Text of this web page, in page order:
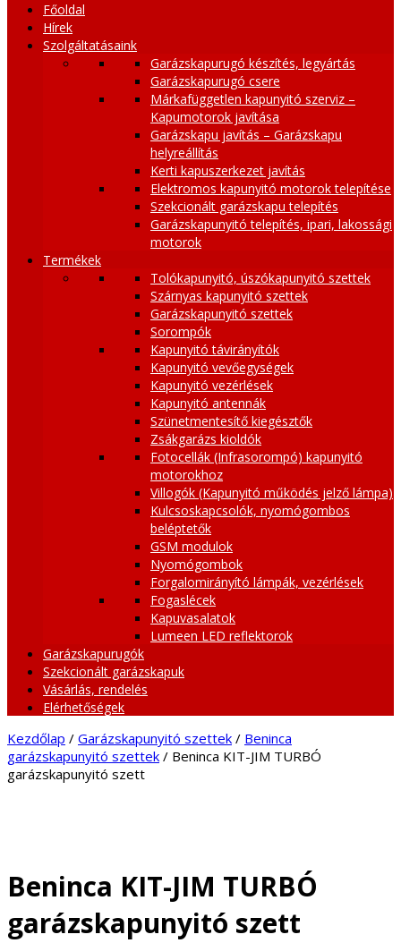
Főoldal
Hírek
Szolgáltatásaink
Garázskapurugó készítés, legyártás
Garázskapurugó csere
Márkafüggetlen kapunyitó szerviz –
Kapumotorok javítása
Garázskapu javítás – Garázskapu
helyreállítás
Kerti kapuszerkezet javítás
Elektromos kapunyitó motorok telepítése
Szekcionált garázskapu telepítés
Garázskapunyitó telepítés, ipari, lakossági
motorok
Termékek
Tolókapunyitó, úszókapunyitó szettek
Szárnyas kapunyitó szettek
Garázskapunyitó szettek
Sorompók
Kapunyitó távirányítók
Kapunyitó vevőegységek
Kapunyitó vezérlések
Kapunyitó antennák
Szünetmentesítő kiegésztők
Zsákgarázs kioldók
Fotocellák (Infrasorompó) kapunyitó
motorokhoz
Villogók (Kapunyitó működés jelző lámpa)
Kulcsoskapcsolók, nyomógombos
beléptetők
GSM modulok
Nyomógombok
Forgalomirányító lámpák, vezérlések
Fogaslécek
Kapuvasalatok
Lumeen LED reflektorok
Garázskapurugók
Szekcionált garázskapuk
Vásárlás, rendelés
Elérhetőségek
Kezdőlap / Garázskapunyitó szettek / Beninca
garázskapunyitó szettek / Beninca KIT-JIM TURBÓ
garázskapunyitó szett
Beninca KIT-JIM TURBÓ
garázskapunyitó szett